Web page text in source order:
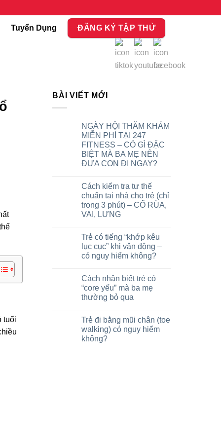
Tuyển Dụng ĐĂNG KÝ TẬP THỬ
tuổi
BÀI VIẾT MỚI
NGÀY HỘI THĂM KHÁM
MIỄN PHÍ TẠI 247
FITNESS – CÓ GÌ ĐẶC
BIỆT MÀ BA MẸ NÊN
ĐƯA CON ĐI NGAY?
Cách kiểm tra tư thế
chuẩn tại nhà cho trẻ (chỉ
trong 3 phút) – CỔ RÙA,
VAI, LƯNG
Trẻ có tiếng “khớp kêu
lục cục” khi vận động –
có nguy hiểm không?
Cách nhận biết trẻ có
“core yếu” mà ba mẹ
thường bỏ qua
Trẻ đi bằng mũi chân (toe
walking) có nguy hiểm
không?